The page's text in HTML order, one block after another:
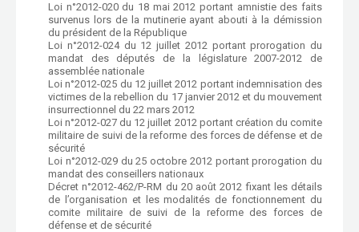
Loi n°2012-020 du 18 mai 2012 portant amnistie des faits
survenus lors de la mutinerie ayant abouti à la démission
du président de la République
Loi n°2012-024 du 12 juillet 2012 portant prorogation du
mandat des députés de la législature 2007-2012 de
assemblée nationale
Loi n°2012-025 du 12 juillet 2012 portant indemnisation des
victimes de la rebellion du 17 janvier 2012 et du mouvement
insurrectionnel du 22 mars 2012
Loi n°2012-027 du 12 juillet 2012 portant création du comite
militaire de suivi de la reforme des forces de défense et de
sécurité
Loi n°2012-029 du 25 octobre 2012 portant prorogation du
mandat des conseillers nationaux
Décret n°2012-462/P-RM du 20 août 2012 fixant les détails
de l’organisation et les modalités de fonctionnement du
comite militaire de suivi de la reforme des forces de
défense et de sécurité